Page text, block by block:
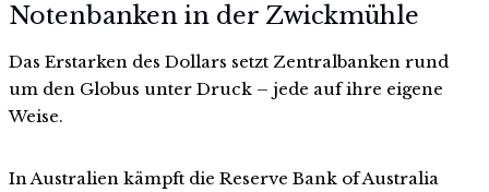
Notenbanken in der Zwickmühle
Das Erstarken des Dollars setzt Zentralbanken rund
um den Globus unter Druck – jede auf ihre eigene
Weise.
In Australien kämpft die Reserve Bank of Australia